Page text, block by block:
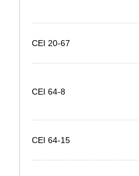
CEI 20-67
CEI 64-8
CEI 64-15